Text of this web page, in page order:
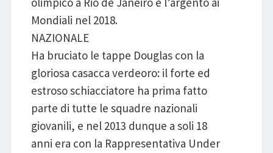
Mondiali nel 2018.
NAZIONALE
Ha bruciato le tappe Douglas con la
gloriosa casacca verdeoro: il forte ed
estroso schiacciatore ha prima fatto
parte di tutte le squadre nazionali
giovanili, e nel 2013 dunque a soli 18
anni era con la Rappresentativa Under